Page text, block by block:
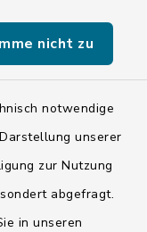
nicht zu
notwendige
unserer
zur Nutzung
abgefragt.
in unseren